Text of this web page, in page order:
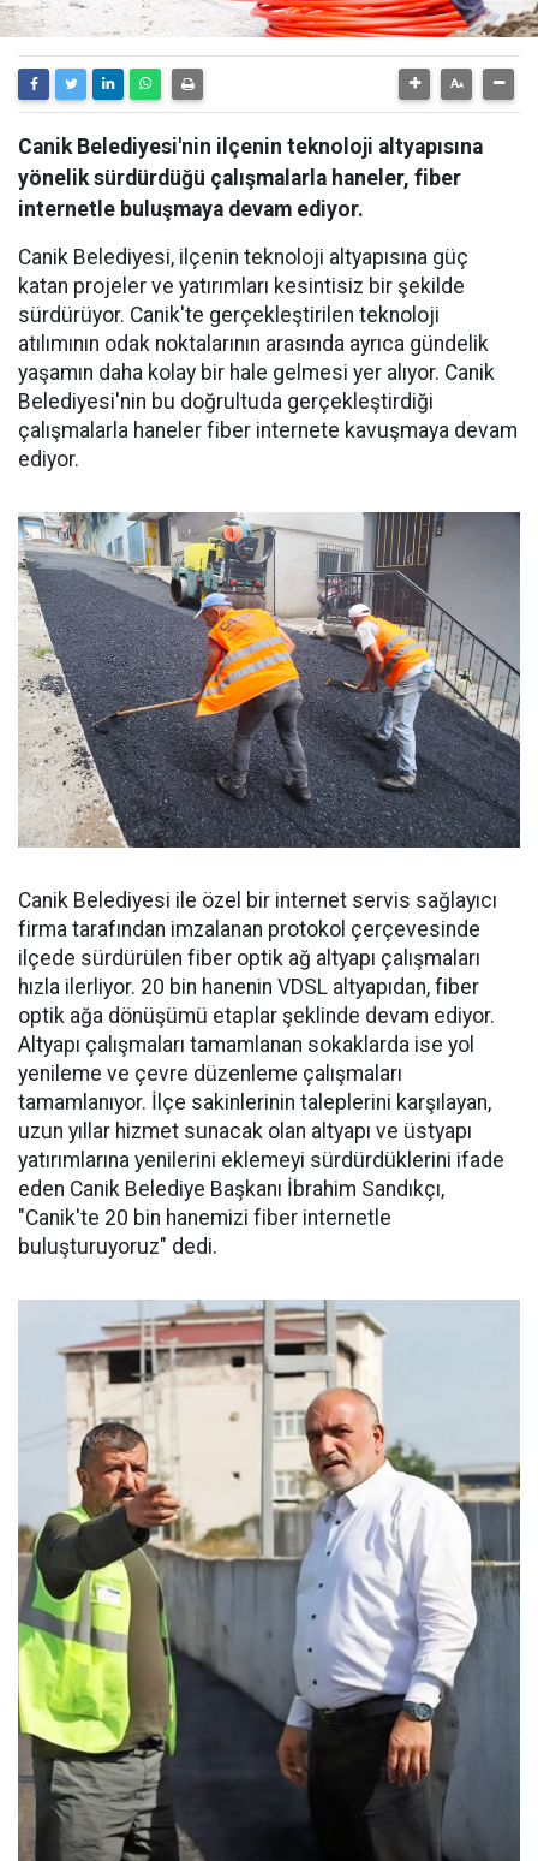
Canik Belediyesi'nin ilçenin teknoloji altyapısına
yönelik sürdürdüğü çalışmalarla haneler, fiber
internetle buluşmaya devam ediyor.
Canik Belediyesi, ilçenin teknoloji altyapısına güç
katan projeler ve yatırımları kesintisiz bir şekilde
sürdürüyor. Canik'te gerçekleştirilen teknoloji
atılımının odak noktalarının arasında ayrıca gündelik
yaşamın daha kolay bir hale gelmesi yer alıyor. Canik
Belediyesi'nin bu doğrultuda gerçekleştirdiği
çalışmalarla haneler fiber internete kavuşmaya devam
ediyor.
Canik Belediyesi ile özel bir internet servis sağlayıcı
firma tarafından imzalanan protokol çerçevesinde
ilçede sürdürülen fiber optik ağ altyapı çalışmaları
hızla ilerliyor. 20 bin hanenin VDSL altyapıdan, fiber
optik ağa dönüşümü etaplar şeklinde devam ediyor.
Altyapı çalışmaları tamamlanan sokaklarda ise yol
yenileme ve çevre düzenleme çalışmaları
tamamlanıyor. İlçe sakinlerinin taleplerini karşılayan,
uzun yıllar hizmet sunacak olan altyapı ve üstyapı
yatırımlarına yenilerini eklemeyi sürdürdüklerini ifade
eden Canik Belediye Başkanı İbrahim Sandıkçı,
"Canik'te 20 bin hanemizi fiber internetle
buluşturuyoruz" dedi.